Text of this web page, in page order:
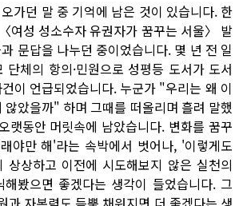
가던 말 중 기억에 남은 것이 있습니다. 한
여성 성소수자 유권자가 꿈꾸는 서울〉 발
문답을 나누던 중이었습니다. 몇 년 전 일
단체의 항의·민원으로 성평등 도서가 도서
이 언급되었습니다. 누군가 "우리는 왜 이
않았을까" 하며 그때를 떠올리며 흘려 말했
랫동안 머릿속에 남았습니다. 변화를 꿈꾸
야만 해'라는 속박에서 벗어나, '이렇게도
상상하고 이전에 시도해보지 않은 실천의
봤으면 좋겠다는 생각이 들었습니다. 그